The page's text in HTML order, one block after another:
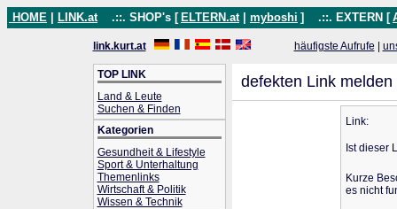
HOME LINK.at .::. SHOP's [ ELTERN.at myboshi ] .::. EXTERN [
link.kurt.at häufigste Aufrufe
TOP LINK
Land & Leute
Suchen & Finden
Kategorien
Gesundheit & Lifestyle
Sport & Unterhaltung
Themenlinks
Wirtschaft & Politik
Wissen & Technik
defekten Link melden
Link:
Ist dieser
Kurze
es nicht